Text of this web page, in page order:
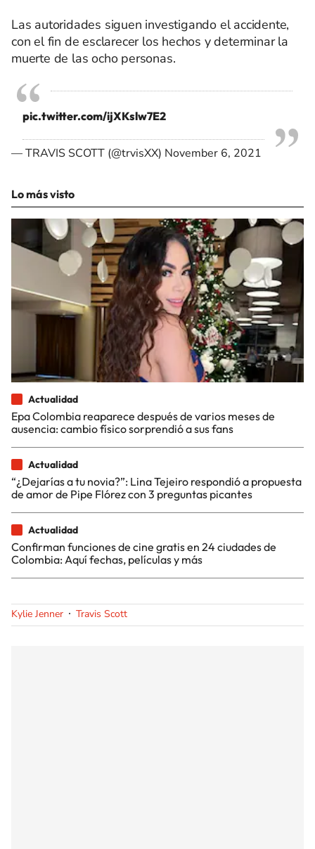
Las autoridades siguen investigando el accidente,
con el fin de esclarecer los hechos y determinar la
muerte de las ocho personas.
pic.twitter.com/ijXKslw7E2
— TRAVIS SCOTT (@trvisXX) November 6, 2021
Lo más visto
Actualidad
Epa Colombia reaparece después de varios meses de
ausencia: cambio físico sorprendió a sus fans
Actualidad
“¿Dejarías a tu novia?”: Lina Tejeiro respondió a propuesta
de amor de Pipe Flórez con 3 preguntas picantes
Actualidad
Confirman funciones de cine gratis en 24 ciudades de
Colombia: Aquí fechas, películas y más
Kylie Jenner Travis Scott